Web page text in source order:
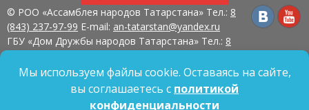
© РОО «Ассамблея народов Татарстана» Тел.: 8
(843) 237-97-99 E-mail: an-tatarstan@yandex.ru
ГБУ «Дом Дружбы народов Татарстана» Тел.: 8
420107, г. Казань, ул. Павлюхина, д. 57
Мы используем файлы cookie. Оставаясь на сайте,
вы соглашаетесь с политикой
конфиденциальности